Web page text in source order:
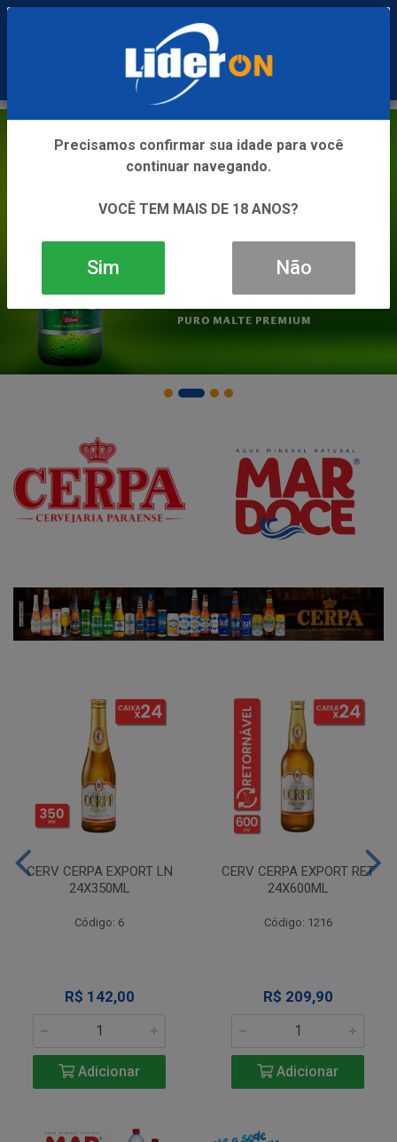
CERV CERPA EXPORT LN
24X350ML
Código: 6
R$ 142,00
Adicionar
CERV CERPA EXPORT RET
24X600ML
Código: 1216
R$ 209,90
Adicionar
Precisamos confirmar sua idade para você
continuar navegando.
VOCÊ TEM MAIS DE 18 ANOS?
Sim Não